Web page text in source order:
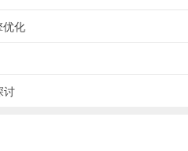
技术，可以提高自动驾驶车辆的环境
高自动驾驶车辆的安全性。
的自动驾驶出行应用程序，为用户
优化
讨